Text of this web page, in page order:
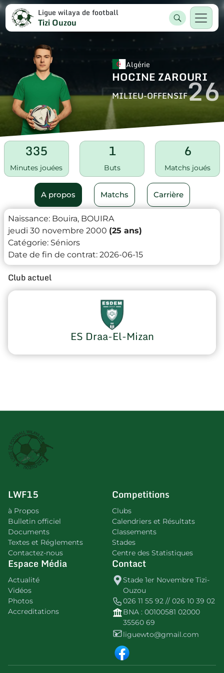
Ligue wilaya de football
Tizi Ouzou
Algérie
HOCINE ZAROURI
MILIEU-OFFENSIF26
335
Minutes jouées
1
Buts
6
Matchs joués
A propos Matchs Carrière
Naissance: Bouira, BOUIRA
jeudi 30 novembre 2000 (25 ans)
Catégorie: Séniors
Date de fin de contrat: 2026-06-15
Club actuel
ES Draa-El-Mizan
LWF15
à Propos
Bulletin officiel
Documents
Textes et Réglements
Contactez-nous
Competitions
Clubs
Calendriers et Résultats
Classements
Stades
Centre des Statistiques
Espace Média
Actualité
Vidéos
Photos
Accreditations
Contact
Stade 1er Novembre Tizi-
Ouzou
026 11 55 92 // 026 10 39 02
BNA : 00100581 02000
35560 69
liguewto@gmail.com